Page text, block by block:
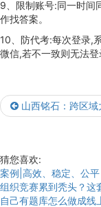
9、限制账号:同一时间
作找答案。
10、防代考:每次登录,
微信,若不一致则无法登
山西铭石：跨区域
猜您喜欢:
案例|高效、稳定、公
组织竞赛累到秃头？这
自己有题库怎么做成线